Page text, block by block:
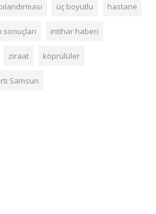
üç boyutlu hastane
intihar haberi
ziraat köprülüler
Samsun